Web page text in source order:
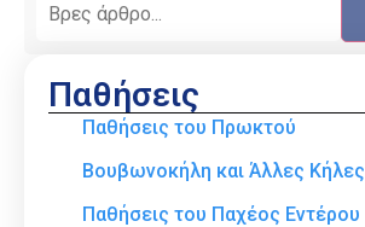
Παθήσεις
Παθήσεις του Πρωκτού
Βουβωνοκήλη και Άλλες Κήλες
Παθήσεις του Παχέος Εντέρου